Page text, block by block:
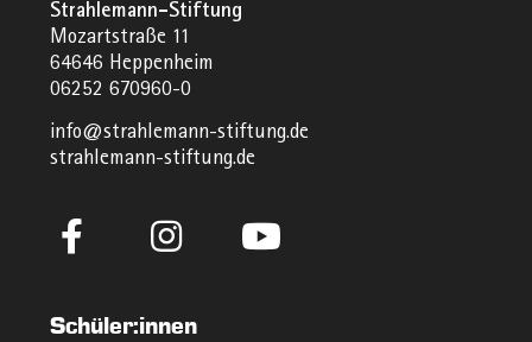
Strahlemann-Stiftung
Mozartstraße 11
64646 Heppenheim
06252 670960-0
info@strahlemann-stiftung.de
strahlemann-stiftung.de
Schüler:innen